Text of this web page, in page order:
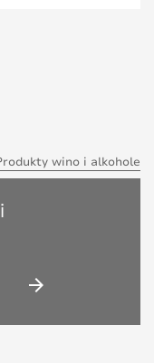
wino i alkohole
arrow_forward